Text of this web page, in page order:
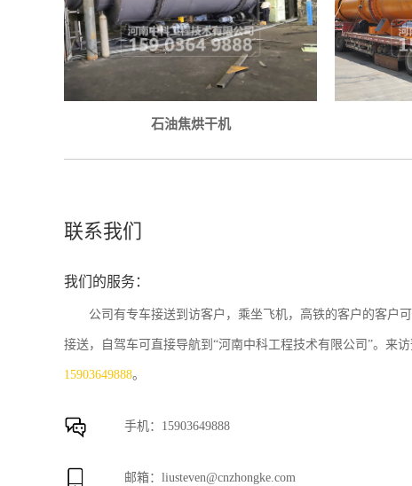
石油焦烘干机
联系我们
我们的服务：
公司有专车接送到访客户，乘坐飞机，高铁的客户的客户
接送，自驾车可直接导航到“河南中科工程技术有限公司”。来访
15903649888。
手机： 15903649888
邮箱： liusteven@cnzhongke.com